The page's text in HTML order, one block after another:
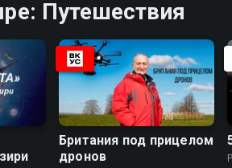
Путешествия
Британия под прицелом
дронов